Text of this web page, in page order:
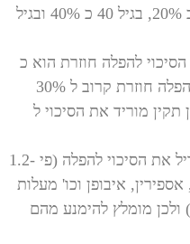
– בין 20-30 כ 15%, בגיל 35 כ 20%, בגיל 40 כ 40% ובגיל
להפלה חוזרת הוא כ
20%. לאחר שתי הפלות הסיכוי להפלה חוזרת קרוב ל 30%
הפלות כ 40%. הריון תקין מוריד את הסיכוי ל
– מעל 10 סיגריות ליום מגדיל את הסיכוי להפלה (פי 1.2-
אספירין, איבופן וכו' מעלות
מומלץ להימנע מהם